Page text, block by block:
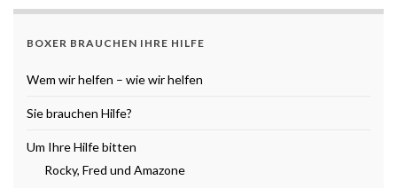
BOXER BRAUCHEN IHRE HILFE
Wem wir helfen – wie wir helfen
Sie brauchen Hilfe?
Um Ihre Hilfe bitten
Rocky, Fred und Amazone